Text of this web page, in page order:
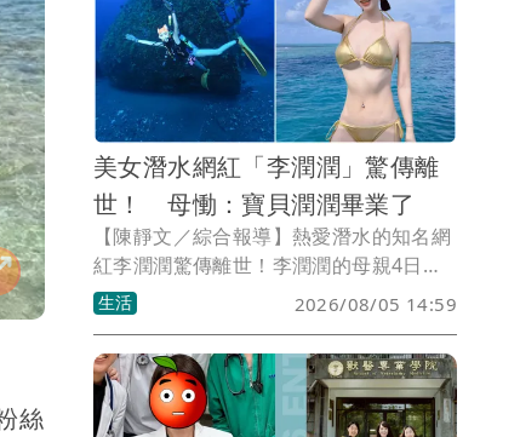
絲
Prep美式校園風格，腰細、腿長的慵懶美
樣，預計將再度引發一波粉絲搶購潮。
美女潛水網紅「李潤潤」驚傳離
世！ 母慟：寶貝潤潤畢業了
【陳靜文／綜合報導】熱愛潛水的知名網
紅李潤潤驚傳離世！李潤潤的母親4日透
過她的臉書發文，悲慟表示「寶貝潤潤畢
業了」，並已低調完成追思禮拜，李母向
向遠道來參加追思禮拜的親友們致謝，
「我都替她記著，日後有機會，再替她回
報給你們」，不過並未透露死因。
生活 2026/08/05 14:59